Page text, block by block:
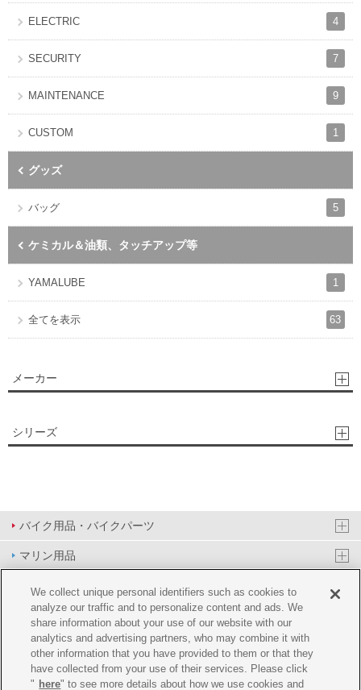
ELECTRIC 4
SECURITY 7
MAINTENANCE 9
CUSTOM 1
グッズ
バッグ 5
ケミカル＆油類、タッチアップ等
YAMALUBE 1
全てを表示 63
メーカー
シリーズ
バイク用品・バイクパーツ
マリン用品
PAS/YPJ用品
その他用品
イベント&エンターテイメント
オンラインショップ
We collect unique personal identifiers such as cookies to
analyze our traffic and to personalize content and ads. We
share information about your use of our website with our
analytics and advertising partners, who may combine it with
other information that you have provided to them or that they
have collected from your use of their services. Please click
" here" to see more details about how we use cookies and